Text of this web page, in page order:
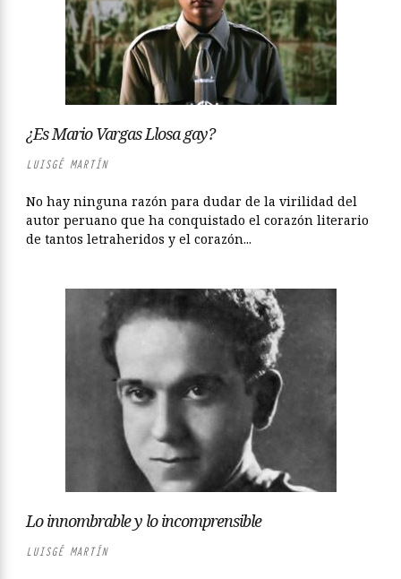
¿Es Mario Vargas Llosa gay?
LUISGÉ MARTÍN
No hay ninguna razón para dudar de la virilidad del
autor peruano que ha conquistado el corazón literario
de tantos letraheridos y el corazón...
Lo innombrable y lo incomprensible
LUISGÉ MARTÍN